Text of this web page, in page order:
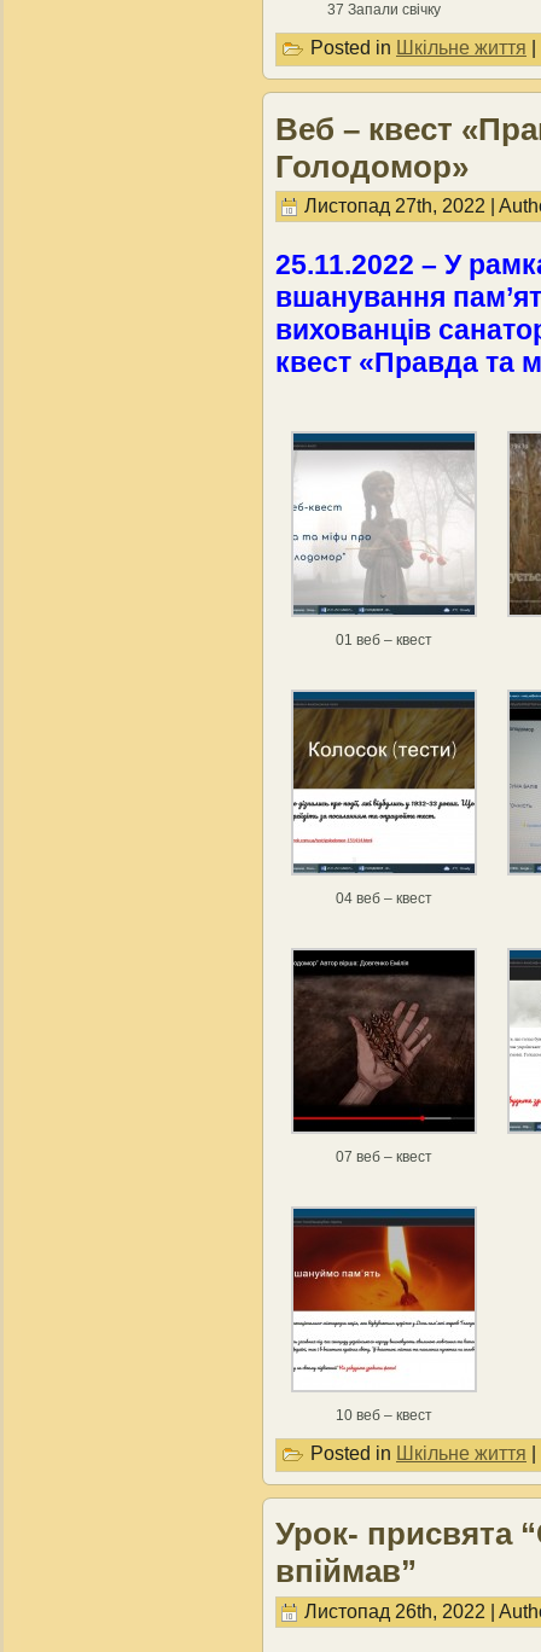
37 Запали свічку
Posted in Шкільне життя
Веб – квест
Голодомор»
Листопад 27th, 2022 |
25.11.2022 – У
вшанування
вихованців
квест «Правда та
01 веб – квест
04 веб – квест
07 веб – квест
10 веб – квест
Posted in Шкільне життя |
Урок- присвята
впіймав”
Листопад 26th, 2022 |